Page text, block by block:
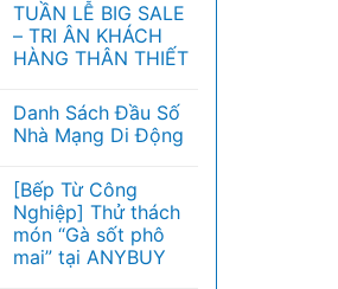
TUẦN LỄ BIG SALE
– TRI ÂN KHÁCH
HÀNG THÂN THIẾT
Danh Sách Đầu Số
Nhà Mạng Di Động
[Bếp Từ Công
Nghiệp] Thử thách
món “Gà sốt phô
mai” tại ANYBUY